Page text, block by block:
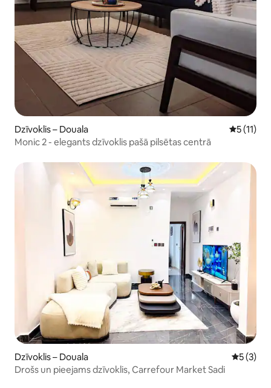
Dzīvoklis – Douala Vidējais
5 (11)
Monic 2 - elegants dzīvoklis pašā pilsētas centrā
Dzīvoklis – Douala Vidējais
5 (3)
Drošs un pieejams dzīvoklis, Carrefour Market Sadi